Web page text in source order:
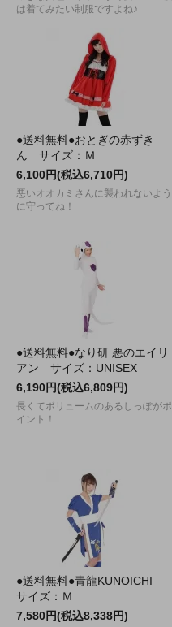
は着てみたい制服ですよね♪
●送料無料●おとぎの赤ずき
ん サイズ：Ｍ
6,100円(税込6,710円)
悪いオオカミさんに襲われないよう
に守ってね！
●送料無料●なり研 悪のエイリ
アン サイズ：UNISEX
6,190円(税込6,809円)
長くてボリュームのあるしっぽがポ
イント！
●送料無料●青龍KUNOICHI
サイズ：Ｍ
7,580円(税込8,338円)